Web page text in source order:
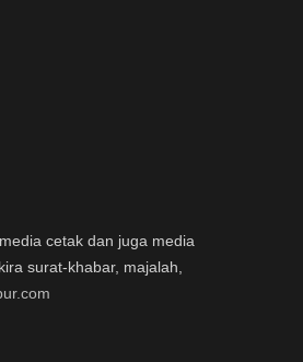
, media cetak dan juga media
surat-khabar, majalah,